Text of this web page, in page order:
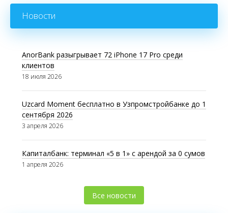
Новости
AnorBank разыгрывает 72 iPhone 17 Pro среди
клиентов
18 июля 2026
Uzcard Moment бесплатно в Узпромстройбанке до 1
сентября 2026
3 апреля 2026
Капиталбанк: терминал «5 в 1» с арендой за 0 сумов
1 апреля 2026
Все новости